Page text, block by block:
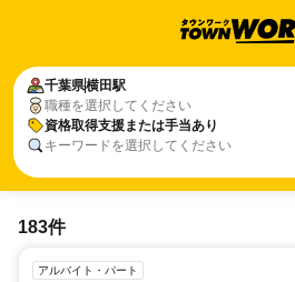
千葉県横田駅
職種を選択してください
資格取得支援または手当あり
キーワードを選択してください
183件
アルバイト・パート